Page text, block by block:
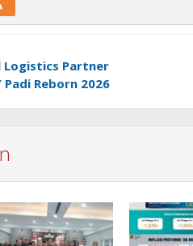
Logistics Partner
Padi Reborn 2026